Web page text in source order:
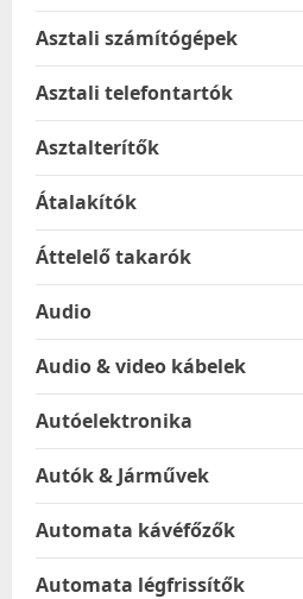
Asztali számítógépek
Asztali telefontartók
Asztalterítők
Átalakítók
Áttelelő takarók
Audio
Audio & video kábelek
Autóelektronika
Autók & Járművek
Automata kávéfőzők
Automata légfrissítők